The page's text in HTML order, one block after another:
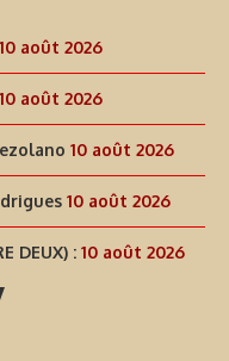
10 août 2026
10 août 2026
10 août 2026
10 août 2026
DEUX) : 10 août 2026